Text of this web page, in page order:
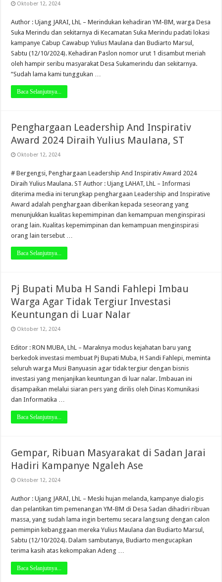
Oktober 12, 2024
Author : Ujang JARAI, LhL – Merindukan kehadiran YM-BM, warga Desa
Suka Merindu dan sekitarnya di Kecamatan Suka Merindu padati lokasi
kampanye Cabup Cawabup Yulius Maulana dan Budiarto Marsul,
Sabtu (12/10/2024). Kehadiran Paslon nomor urut 1 disambut meriah
oleh hampir seribu masyarakat Desa Sukamerindu dan sekitarnya.
“Sudah lama kami tunggukan …
Baca Selanjutnya...
Penghargaan Leadership And Inspirativ
Award 2024 Diraih Yulius Maulana, ST
Oktober 12, 2024
# Bergengsi, Penghargaan Leadership And Inspirativ Award 2024
Diraih Yulius Maulana. ST Author : Ujang LAHAT, LhL – Informasi
diterima media ini terungkap penghargaan Leadership and Inspirative
Award adalah penghargaan diberikan kepada seseorang yang
menunjukkan kualitas kepemimpinan dan kemampuan menginspirasi
orang lain. Kualitas kepemimpinan dan kemampuan menginspirasi
orang lain tersebut …
Baca Selanjutnya...
Pj Bupati Muba H Sandi Fahlepi Imbau
Warga Agar Tidak Tergiur Investasi
Keuntungan di Luar Nalar
Oktober 12, 2024
Editor : RON MUBA, LhL – Maraknya modus kejahatan baru yang
berkedok investasi membuat Pj Bupati Muba, H Sandi Fahlepi, meminta
seluruh warga Musi Banyuasin agar tidak tergiur dengan bisnis
investasi yang menjanjikan keuntungan di luar nalar. Imbauan ini
disampaikan melalui siaran pers yang dirilis oleh Dinas Komunikasi
dan Informatika …
Baca Selanjutnya...
Gempar, Ribuan Masyarakat di Sadan Jarai
Hadiri Kampanye Ngaleh Ase
Oktober 12, 2024
Author : Ujang JARAI, LhL – Meski hujan melanda, kampanye dialogis
dan pelantikan tim pemenangan YM-BM di Desa Sadan dihadiri ribuan
massa, yang sudah lama ingin bertemu secara langsung dengan calon
pemimpin kebanggaan mereka Yulius Maulana dan Budiarto Marsul,
Sabtu (12/10/2024). Dalam sambutanya, Budiarto mengucapkan
terima kasih atas kekompakan Adeng …
Baca Selanjutnya...